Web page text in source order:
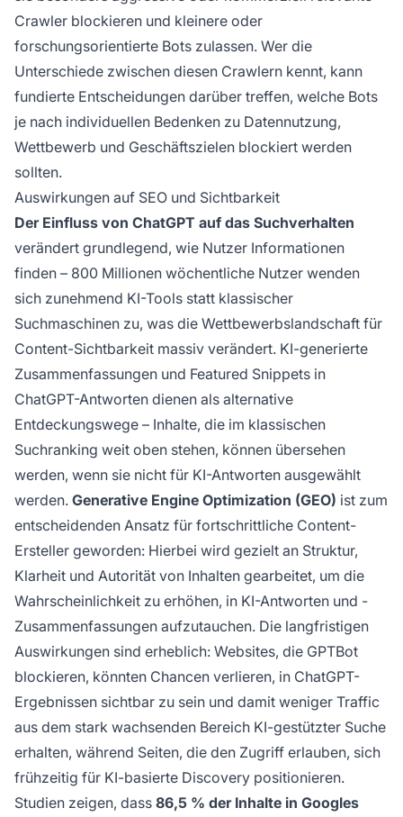
Crawler blockieren und kleinere oder
forschungsorientierte Bots zulassen. Wer die
Unterschiede zwischen diesen Crawlern kennt, kann
fundierte Entscheidungen darüber treffen, welche Bots
je nach individuellen Bedenken zu Datennutzung,
Wettbewerb und Geschäftszielen blockiert werden
sollten.
Auswirkungen auf SEO und Sichtbarkeit
Der Einfluss von ChatGPT auf das Suchverhalten
verändert grundlegend, wie Nutzer Informationen
finden – 800 Millionen wöchentliche Nutzer wenden
sich zunehmend KI-Tools statt klassischer
Suchmaschinen zu, was die Wettbewerbslandschaft für
Content-Sichtbarkeit massiv verändert. KI-generierte
Zusammenfassungen und Featured Snippets in
ChatGPT-Antworten dienen als alternative
Entdeckungswege – Inhalte, die im klassischen
Suchranking weit oben stehen, können übersehen
werden, wenn sie nicht für KI-Antworten ausgewählt
werden. Generative Engine Optimization (GEO) ist zum
entscheidenden Ansatz für fortschrittliche Content-
Ersteller geworden: Hierbei wird gezielt an Struktur,
Klarheit und Autorität von Inhalten gearbeitet, um die
Wahrscheinlichkeit zu erhöhen, in KI-Antworten und -
Zusammenfassungen aufzutauchen. Die langfristigen
Auswirkungen sind erheblich: Websites, die GPTBot
blockieren, könnten Chancen verlieren, in ChatGPT-
Ergebnissen sichtbar zu sein und damit weniger Traffic
aus dem stark wachsenden Bereich KI-gestützter Suche
erhalten, während Seiten, die den Zugriff erlauben, sich
frühzeitig für KI-basierte Discovery positionieren.
Studien zeigen, dass 86,5 % der Inhalte in Googles